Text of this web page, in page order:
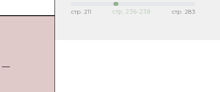
—
стр. 211 стр. 236-238 стр. 283